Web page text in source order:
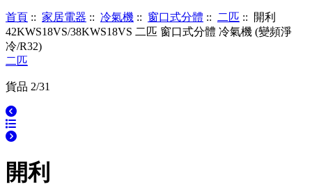
首頁 :: 家居電器 :: 冷氣機 :: 窗口式分體 :: 二匹 :: 開利
42KWS18VS/38KWS18VS 二匹 窗口式分體 冷氣機 (變頻淨
冷/R32)
二匹
貨品 2/31
開利